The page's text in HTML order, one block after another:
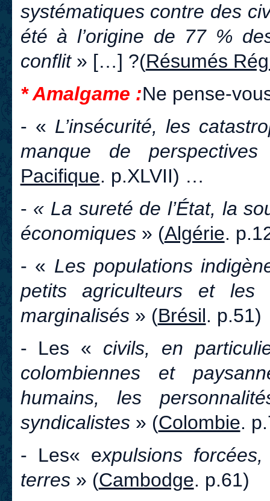
systématiques contre des
été à l’origine de 77 %
conflit» […] ?(Résumés
* Amalgame :Ne pense-
- « L’insécurité, les
manque de
Pacifique. p.XLVII) …
- « La sureté de l’État, la
économiques » (Algérie.
- « Les populations
petits agriculteurs et les
marginalisés » (Brésil.
- Les « civils, en
colombiennes et
humains, les
syndicalistes » (Colombie.
- Les« expulsions
terres » (Cambodge. p.61)